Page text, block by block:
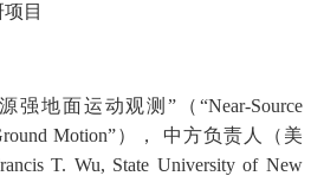
目
强地面运动观测”（“Near-Source
Motion”）， 中方负责人（美
T. Wu, State University of New